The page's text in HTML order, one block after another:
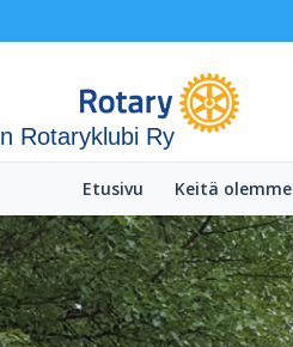
Rotaryklubi Ry
Etusivu Keitä olemme